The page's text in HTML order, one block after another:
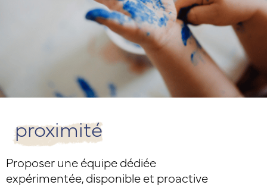
proximité
Proposer une équipe dédiée
expérimentée, disponible et proactive